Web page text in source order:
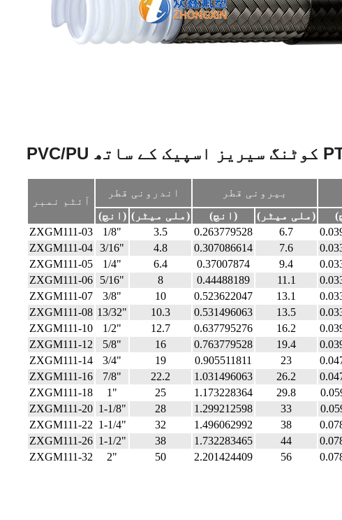
آئٹم نمبر
اندرونی قطر بیرونی قطر
(انچ)
(ملی میٹر) (انچ) (ملی میٹر)
ZXGM111-03
1/8" 3.5 0.263779528 6.7
ZXGM111-04 3/16" 4.8 0.307086614 7.6
ZXGM111-05
1/4" 6.4 0.37007874 9.4
ZXGM111-06
5/16" 8 0.44488189 11.1
ZXGM111-07
3/8" 10 0.523622047 13.1
ZXGM111-08 13/32" 10.3 0.531496063 13.5
ZXGM111-10
1/2" 12.7 0.637795276 16.2
ZXGM111-12
5/8" 16 0.763779528 19.4
ZXGM111-14
3/4" 19 0.905511811 23
ZXGM111-16
7/8" 22.2 1.031496063 26.2
ZXGM111-18
1" 25 1.173228364 29.8
ZXGM111-20 1-1/8" 28 1.299212598 33
ZXGM111-22 1-1/4" 32 1.496062992 38
ZXGM111-26 1-1/2" 38 1.732283465 44
ZXGM111-32
2" 50 2.201424409 56